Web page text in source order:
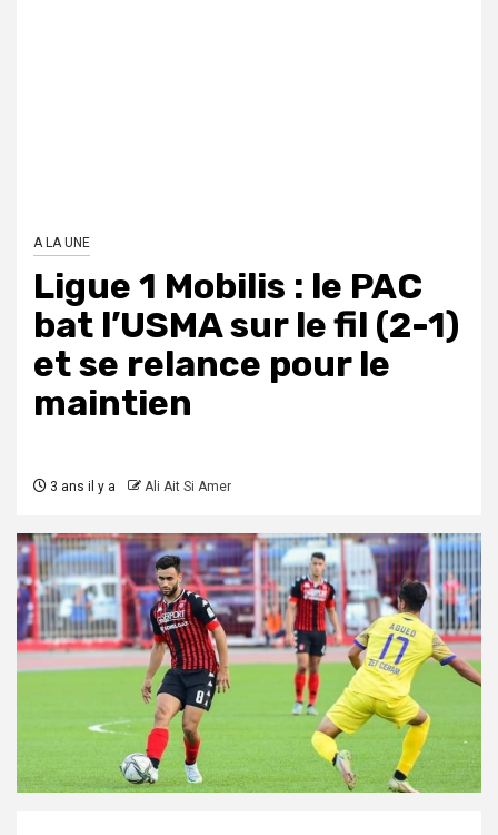
A LA UNE
Ligue 1 Mobilis : le PAC
bat l’USMA sur le fil (2-1)
et se relance pour le
maintien
3 ans il y a Ali Ait Si Amer